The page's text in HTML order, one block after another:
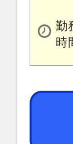
勤
時